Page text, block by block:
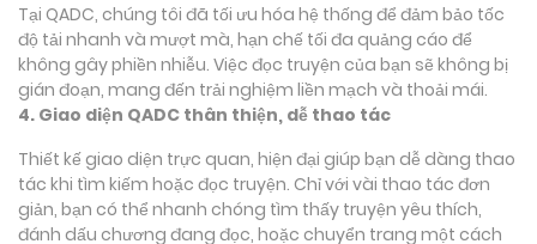
Tại QADC, chúng tôi đã tối ưu hóa hệ thống để đảm bảo tốc
độ tải nhanh và mượt mà, hạn chế tối đa quảng cáo để
không gây phiền nhiễu. Việc đọc truyện của bạn sẽ không bị
gián đoạn, mang đến trải nghiệm liền mạch và thoải mái.
4. Giao diện QADC thân thiện, dễ thao tác
Thiết kế giao diện trực quan, hiện đại giúp bạn dễ dàng thao
tác khi tìm kiếm hoặc đọc truyện. Chỉ với vài thao tác đơn
giản, bạn có thể nhanh chóng tìm thấy truyện yêu thích,
đánh dấu chương đang đọc, hoặc chuyển trang một cách